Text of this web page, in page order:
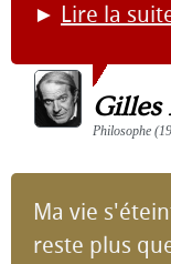
► Lire la
Gilles
Philosophe
Ma vie
reste plus